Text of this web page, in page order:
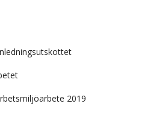
2019